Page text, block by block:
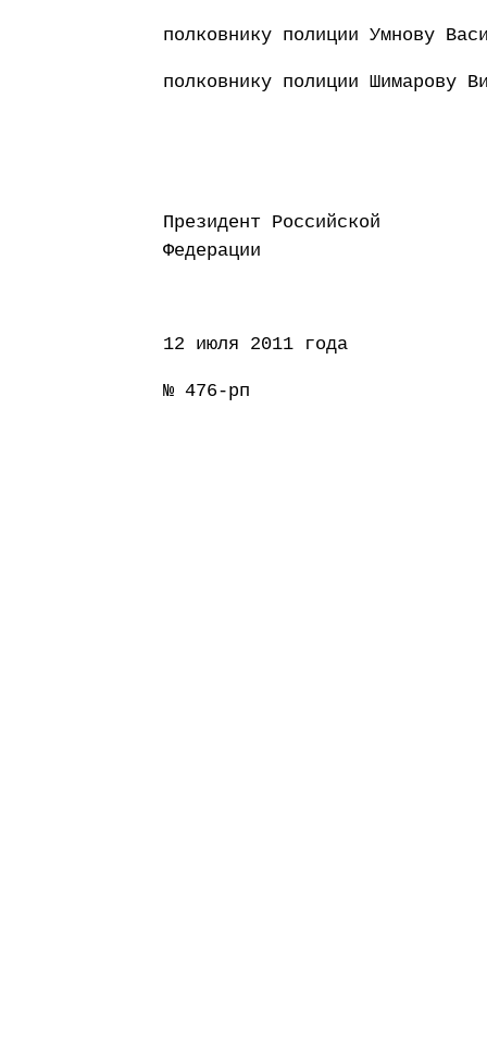
полковнику полиции Умнову
полковнику полиции Шимарову
Президент Российской
Федерации
12 июля 2011 года
№ 476-рп